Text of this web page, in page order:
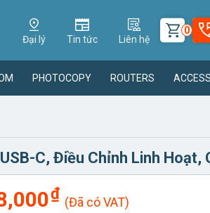
Đại lý Tin tức Liên hệ
0
PHOTOCOPY ROUTERS
C, Điều Chỉnh Linh Hoạt,
₫ (Đã có VAT)